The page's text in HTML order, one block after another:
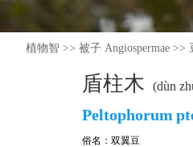
植物智 >> 被子 Angiospermae >>
盾柱木 (dùn
Peltophorum
俗名： 双翼豆